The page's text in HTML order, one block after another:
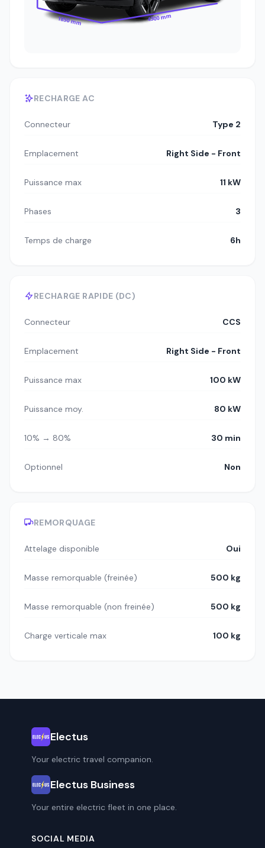
1850 mm 4300 mm
RECHARGE AC
Connecteur Type 2
Emplacement Right Side - Front
Puissance max 11 kW
Phases 3
Temps de charge 6h
RECHARGE RAPIDE (DC)
Connecteur CCS
Emplacement Right Side - Front
Puissance max 100 kW
Puissance moy. 80 kW
10% → 80% 30 min
Optionnel Non
REMORQUAGE
Attelage disponible Oui
Masse remorquable (freinée) 500 kg
Masse remorquable (non freinée) 500 kg
Charge verticale max 100 kg
Electus
Your electric travel companion.
Electus Business
Your entire electric fleet in one place.
SOCIAL MEDIA